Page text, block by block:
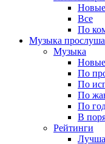
Новые
Все
По
Музыка
Музыка
Новые
По
По
По
По
В
Рейтинги